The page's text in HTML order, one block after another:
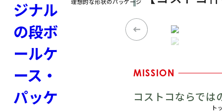
理想的な形状のパッケージ
ト
MISSION
コストコならでは